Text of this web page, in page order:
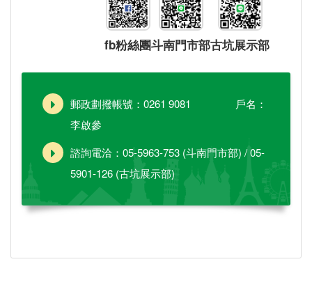
fb粉絲團斗南門市部古坑展示部
郵政劃撥帳號：0261 9081 戶名：
李啟參
諮詢電洽：05-5963-753 (斗南門市部) / 05-
5901-126 (古坑展示部)